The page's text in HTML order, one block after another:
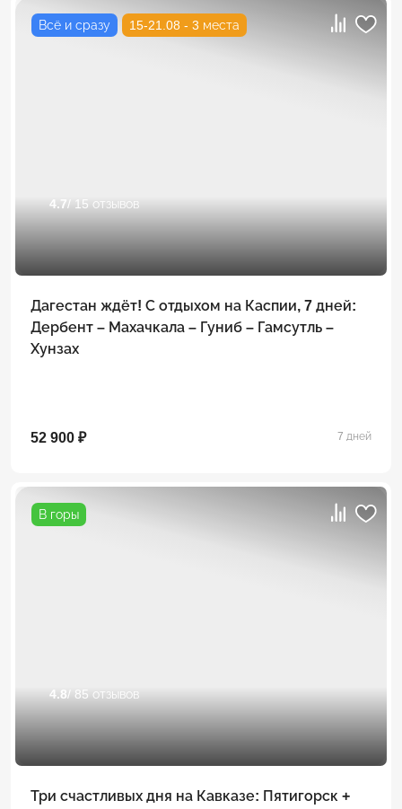
Всё и сразу 15-21.08 - 3 места
4.7/ 15 отзывов
Дагестан ждёт! С отдыхом на Каспии, 7 дней:
Дербент – Махачкала – Гуниб – Гамсутль –
Хунзах
52 900 ₽ 7 дней
В горы
4.8/ 85 отзывов
Три счастливых дня на Кавказе: Пятигорск +